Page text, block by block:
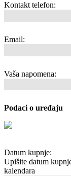
Kontakt telefon:
Email:
Vaša napomena:
Podaci o uređaju
Datum kupnje:
Upišite datum
kalendara